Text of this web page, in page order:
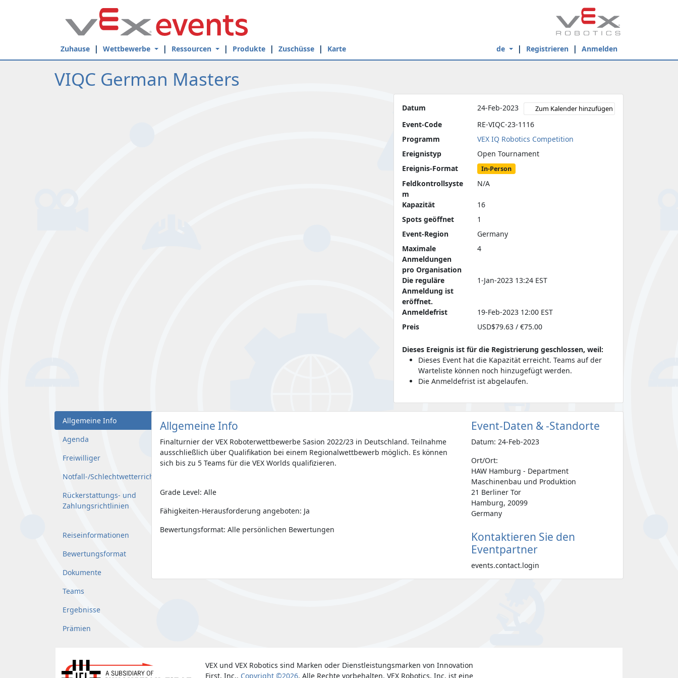
Zuhause Wettbewerbe Ressourcen Produkte Zuschüsse Karte de Registrieren Anmelden
VIQC German Masters
Datum 24-Feb-2023 Zum Kalender hinzufügen
Event-Code
RE-VIQC-23-1116
Programm
VEX IQ Robotics Competition
Ereignistyp
Open Tournament
Ereignis-Format
In-Person
Feldkontrollsyste
m
N/A
Kapazität
16
Spots geöffnet
1
Event-Region
Germany
Maximale
Anmeldungen
pro Organisation
4
Die reguläre
Anmeldung ist
eröffnet.
1-Jan-2023 13:24 EST
Anmeldefrist
19-Feb-2023 12:00 EST
Preis
USD$79.63 / €75.00
Dieses Ereignis ist für die Registrierung geschlossen, weil:
Dieses Event hat die Kapazität erreicht. Teams auf der
Warteliste können noch hinzugefügt werden.
Die Anmeldefrist ist abgelaufen.
Allgemeine Info
Agenda
Freiwilliger
Notfall-/Schlechtwetterrichtlinie
Rückerstattungs- und
Zahlungsrichtlinien
Reiseinformationen
Bewertungsformat
Dokumente
Teams
Ergebnisse
Prämien
Allgemeine Info
Finalturnier der VEX Roboterwettbewerbe Sasion 2022/23 in Deutschland. Teilnahme
ausschließlich über Qualifikation bei einem Regionalwettbewerb möglich. Es können
sich bis zu 5 Teams für die VEX Worlds qualifizieren.
Grade Level: Alle
Fähigkeiten-Herausforderung angeboten: Ja
Bewertungsformat: Alle persönlichen Bewertungen
Event-Daten & -Standorte
Datum: 24-Feb-2023
Ort/Ort:
HAW Hamburg - Department
Maschinenbau und Produktion
21 Berliner Tor
Hamburg, 20099
Germany
Kontaktieren Sie den
Eventpartner
events.contact.login
VEX und VEX Robotics sind Marken oder Dienstleistungsmarken von Innovation
First, Inc.. Copyright ©2026. Alle Rechte vorbehalten. VEX Robotics, Inc. ist eine